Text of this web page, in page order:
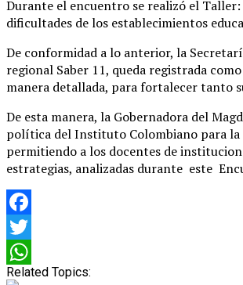
Durante el encuentro se realizó el Taller:
dificultades de los establecimientos
De conformidad a lo anterior, la
regional Saber 11, queda registrada
manera detallada, para fortalecer tanto
De esta manera, la Gobernadora del
política del Instituto Colombiano para la
permitiendo a los docentes de
estrategias, analizadas durante este
Facebook
Twitter
WhatsApp
Related Topics: